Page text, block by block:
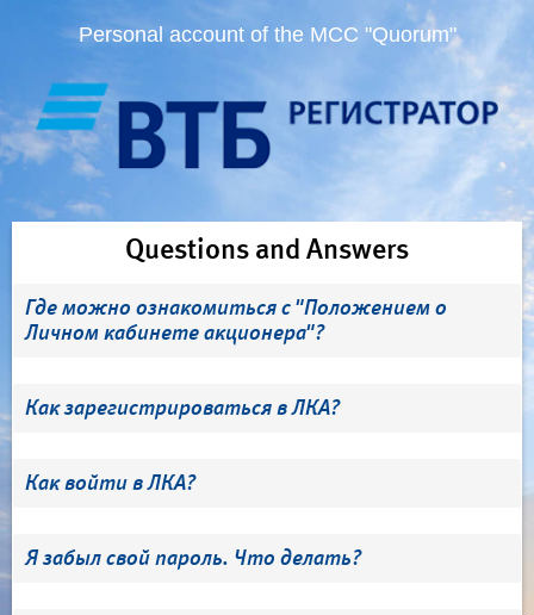
Personal account of the MCC "Quorum"
Questions and Answers
Где можно ознакомиться с "Положением о
Личном кабинете акционера"?
Как зарегистрироваться в ЛКА?
Как войти в ЛКА?
Я забыл свой пароль. Что делать?